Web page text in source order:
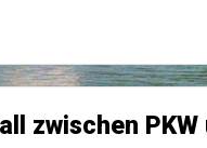
zwischen PKW